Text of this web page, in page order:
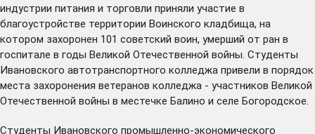
индустрии питания и торговли приняли участие в
благоустройстве территории Воинского кладбища, на
котором захоронен 101 советский воин, умерший от ран в
госпитале в годы Великой Отечественной войны. Студенты
Ивановского автотранспортного колледжа привели в порядок
места захоронения ветеранов колледжа - участников Великой
Отечественной войны в местечке Балино и селе Богородское.
Студенты Ивановского промышленно-экономического